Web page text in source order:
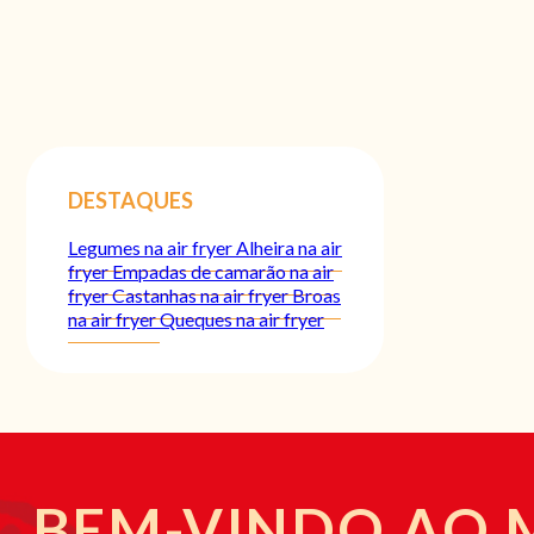
DESTAQUES
Legumes na air fryer Alheira na air
fryerEmpadas de camarão na air
fryerCastanhas na air fryerBroas
na air fryerQueques na air fryer